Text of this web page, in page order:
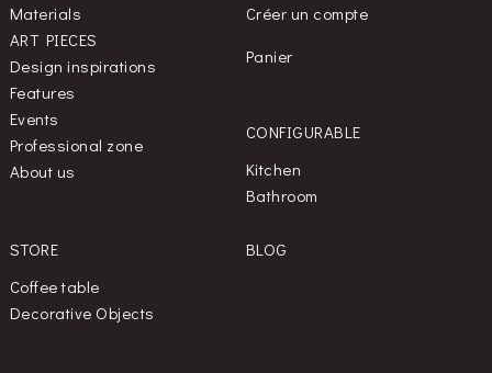
Materials
ART PIECES
Design inspirations
Features
Events
Professional zone
About us
Créer un compte
Panier
CONFIGURABLE
Kitchen
Bathroom
STORE
Coffee table
Decorative Objects
BLOG